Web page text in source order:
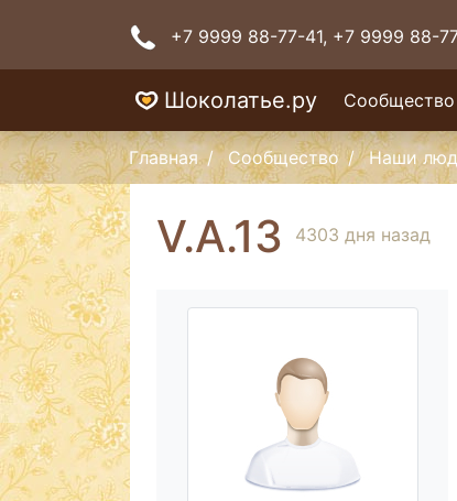
+7 9999 88-77-41, +7 9999 88-
Шоколатье.ру Сообщество
Главная Сообщество Наши
V.A.13 4303 дня назад